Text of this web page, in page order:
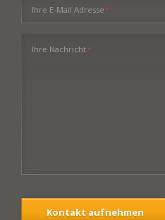
Pflichtfeld
Ihre E-Mail Adresse*
Pflichtfeld
Ihre Nachricht*
Kontakt aufnehmen